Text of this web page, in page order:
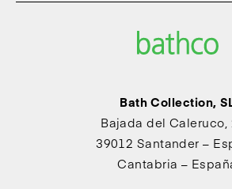
Bath Collection,
Bajada del Caleruco,
39012 Santander –
Cantabria –